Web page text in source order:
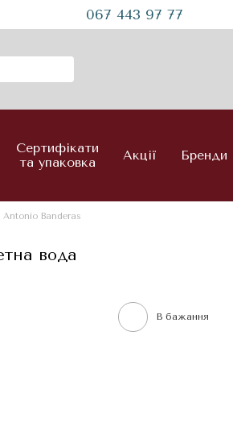
067 443 97 77
Сертифікати
та упаковка
Акції Бренди
Banderas
вода
В бажання